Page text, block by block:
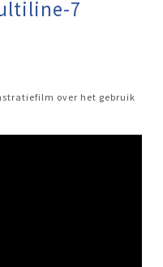
7
over het gebruik